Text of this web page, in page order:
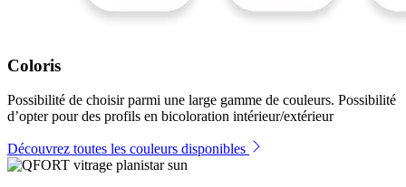
Coloris
Possibilité de choisir parmi une large gamme de couleurs. Possibilité
d’opter pour des profils en bicoloration intérieur/extérieur
Découvrez toutes les couleurs disponibles